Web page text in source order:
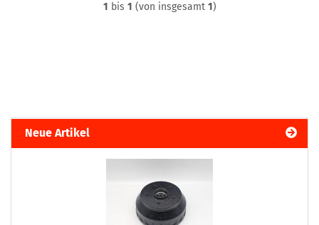
1 bis 1 (von insgesamt 1)
Neue Artikel